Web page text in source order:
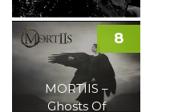
MORTIIS –
Ghosts Of
8